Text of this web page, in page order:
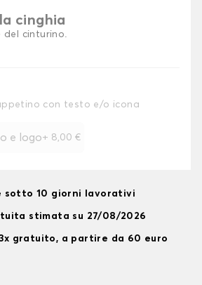
cinghia
del cinturino.
con testo e/o icona
e logo+ 8,00 €
sotto 10 giorni lavorativi
stimata su 27/08/2026
gratuito, a partire da 60 euro